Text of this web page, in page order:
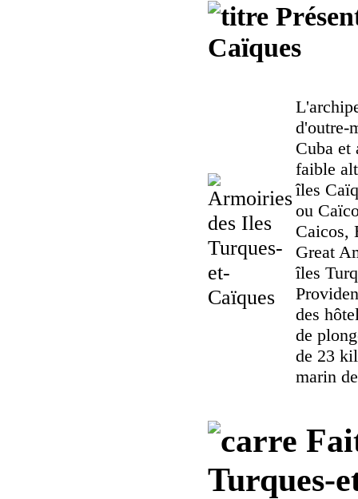
Caïques
d'outre-
Cuba et
faible
îles
ou
Caicos,
Great
îles
des
de
de 23
marin
Turques-